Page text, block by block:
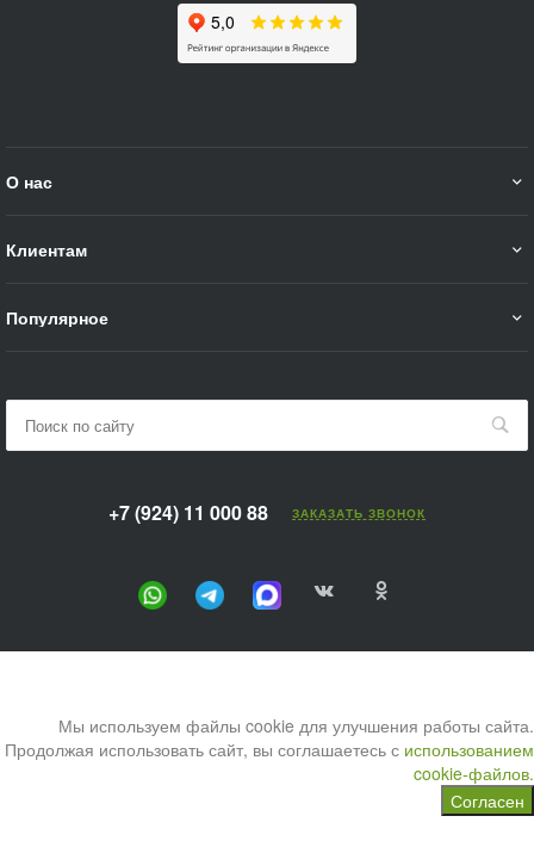
О нас
Клиентам
Популярное
+7 (924) 11 000 88 ЗАКАЗАТЬ ЗВОНОК
Мы используем файлы cookie для улучшения работы сайта.
Продолжая использовать сайт, вы соглашаетесь с использованием
cookie-файлов.
Согласен